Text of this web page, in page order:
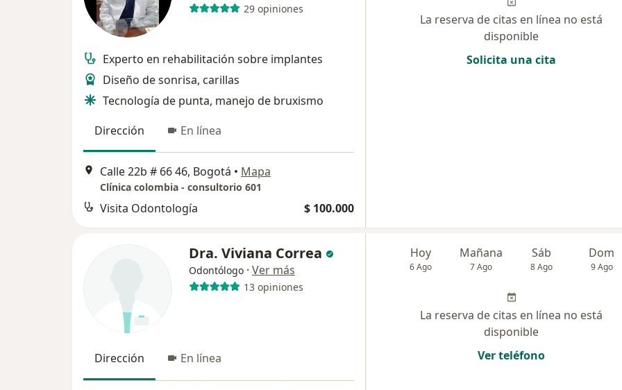
29 opiniones
Experto en rehabilitación sobre implantes
Diseño de sonrisa, carillas
Tecnología de punta, manejo de bruxismo
Dirección
En línea
Calle 22b # 66 46, Bogotá • Mapa
Clínica colombia - consultorio 601
Visita Odontología $ 100.000
La reserva de citas en línea no está
disponible
Solicita una cita
Dra. Viviana Correa
Odontólogo · Ver más
13 opiniones
Dirección En línea
Hoy
6 Ago
Mañana
7 Ago
Sáb
8 Ago
Dom
9 Ago
La reserva de citas en línea no está
disponible
Ver teléfono